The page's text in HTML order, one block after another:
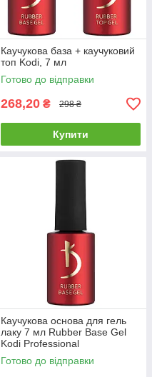
Каучукова база + каучуковий
топ Kodi, 7 мл
Готово до відправки
268,20 ₴ 298 ₴
Купити
Каучукова основа для гель
лаку 7 мл Rubber Base Gel
Kodi Professional
Готово до відправки